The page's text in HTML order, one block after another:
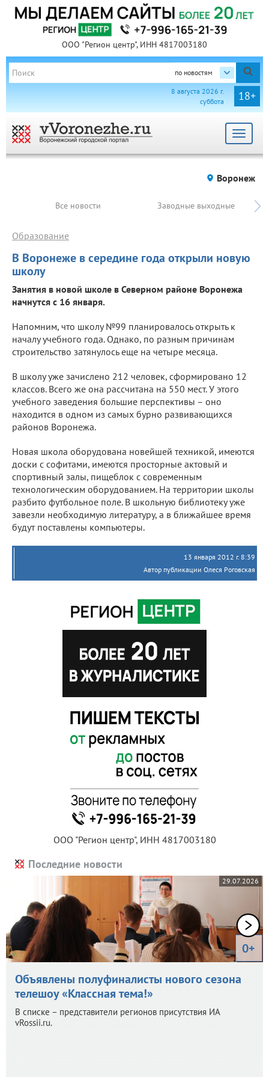
ООО "Регион центр", ИНН 4817003180
по новостям
18+
8 августа 2026 г.
суббота
Toggle
Воронеж
Все новости Заводные выходные
В Воронеже в середине года открыли новую
школу
Образование
Занятия в новой школе в Северном районе Воронежа
начнутся с 16 января.
Напомним, что школу №99 планировалось открыть к
началу учебного года. Однако, по разным причинам
строительство затянулось еще на четыре месяца.
В школу уже зачислено 212 человек, сформировано 12
классов. Всего же она рассчитана на 550 мест. У этого
учебного заведения большие перспективы – оно
находится в одном из самых бурно развивающихся
районов Воронежа.
Новая школа оборудована новейшей техникой, имеются
доски с софитами, имеются просторные актовый и
спортивный залы, пищеблок с современным
технологическим оборудованием. На территории школы
разбито футбольное поле. В школьную библиотеку уже
завезли необходимую литературу, а в ближайшее время
будут поставлены компьютеры.
13 января 2012 г. 8:39
Автор публикации Олеся Роговская
ООО "Регион центр", ИНН 4817003180
Последние новости
29.07.2026
0+
Объявлены полуфиналисты нового сезона
телешоу «Классная тема!»
В списке – представители регионов присутствия ИА
vRossii.ru.